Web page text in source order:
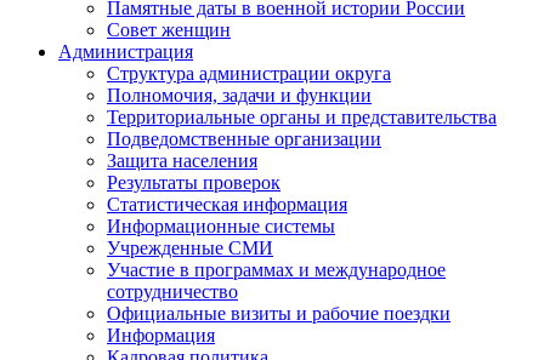
Памятные даты в военной истории России
Совет женщин
Администрация
Структура администрации округа
Полномочия, задачи и функции
Территориальные органы и представительства
Подведомственные организации
Защита населения
Результаты проверок
Статистическая информация
Информационные системы
Учрежденные СМИ
Участие в программах и международное
сотрудничество
Официальные визиты и рабочие поездки
Информация